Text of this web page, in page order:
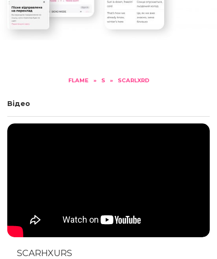
FLAME » S » SCARLXRD
Відео
SCARHXURS